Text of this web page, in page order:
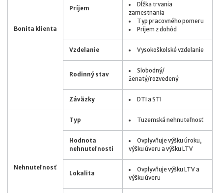
Bonita klienta
Príjem
Dĺžka trvania
zamestnania
Typ pracovného pomeru
Príjem z dohôd
Vzdelanie Vysokoškolské vzdelanie
Rodinný stav
Slobodný/
ženatý/rozvedený
Záväzky DTI a STI
Nehnuteľnosť
Typ Tuzemská nehnuteľnosť
Hodnota
nehnuteľnosti
Ovplyvňuje výšku úroku,
výšku úveru a výšku LTV
Lokalita
Ovplyvňuje výšku LTV a
výšku úveru